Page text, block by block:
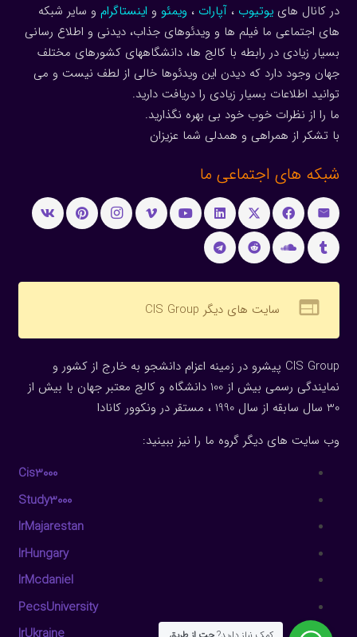
در کانال هاییوتیوب ، آپارات ، ویمئو و اینستاگرام و سایر شبکه
های اجتماعی ما فیلم ها و ویدئوهای جذاب، دیدنی و اطلاع رسانی
بسیار زیادی در رابطه با کالج ها، دانشگاههای کشورهای مختلف
جهان وجود دارد که دیدن این ویدئوها خالی از لطف نیست و می
توانید اطلاعات بسیار زیادی را دریافت دارید.
ما را از نظرات خوب خود بی بهره نگذارید.
با تشکر از همراهی و همدلی شما عزیزان
شبکه های اجتماعی ما
web سایت های دیگر CIS Group
CIS Group پیشرو در زمینه اعزام دانشجو به خارج از کشور و
نمایندگی رسمی بیش از 100 دانشگاه و کالج معتبر جهان با بیش از
30 سال سابقه از سال 1990 ، مستقر در ونکوور کانادا
وب سایت های دیگر گروه ما را نیز ببینید:
Cis3000
Study3000
IrMajarestan
IrHungary
IrMcdaniel
PecsUniversity